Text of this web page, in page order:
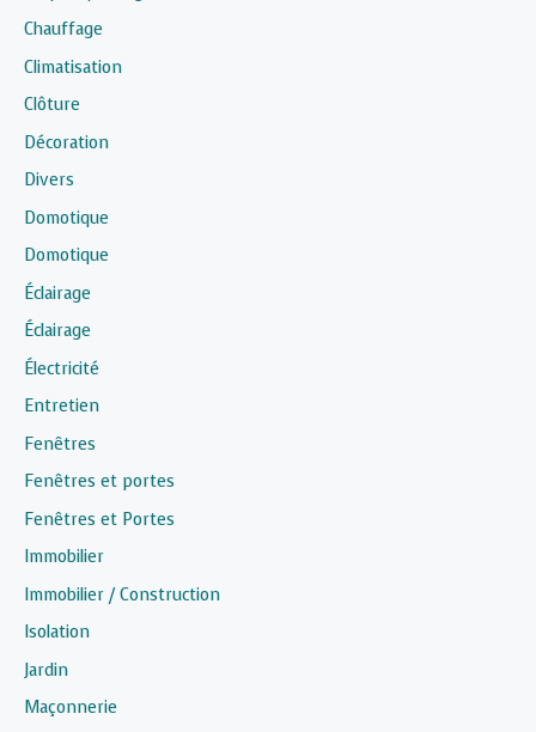
Chauffage
Climatisation
Clôture
Décoration
Divers
Domotique
Domotique
Éclairage
Éclairage
Électricité
Entretien
Fenêtres
Fenêtres et portes
Fenêtres et Portes
Immobilier
Immobilier / Construction
Isolation
Jardin
Maçonnerie